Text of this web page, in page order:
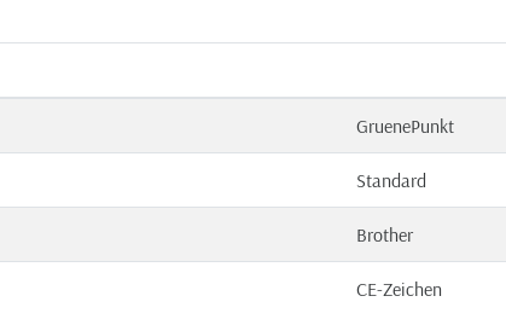
GruenePunkt
Standard
Brother
CE-Zeichen